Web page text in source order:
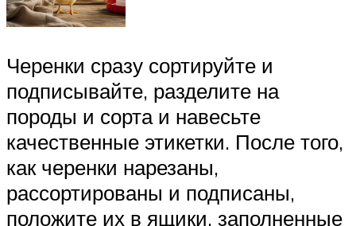
Черенки сразу сортируйте и
подписывайте, разделите на
породы и сорта и навесьте
качественные этикетки. После того,
как черенки нарезаны,
рассортированы и подписаны,
положите их в ящики, заполненные